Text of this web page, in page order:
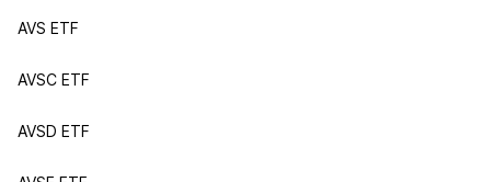
AVS ETF
AVSC ETF
AVSD ETF